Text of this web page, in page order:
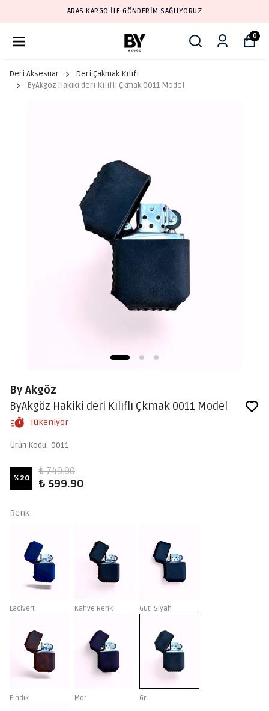
ARAS KARGO İLE GÖNDERİM SAĞLIYORUZ
0
Deri Aksesuar
Deri Çakmak Kılıfı
ByAkgöz Hakiki deri Kılıflı Çkmak 0011 Model
By Akgöz
ByAkgöz Hakiki deri Kılıflı Çkmak 0011 Model
Tükeniyor
Ürün Kodu: 0011
%20
₺ 749.90
₺ 599.90
Renk
Lacivert Kahve Renk Guti Siyah
Fındık Mor Gri